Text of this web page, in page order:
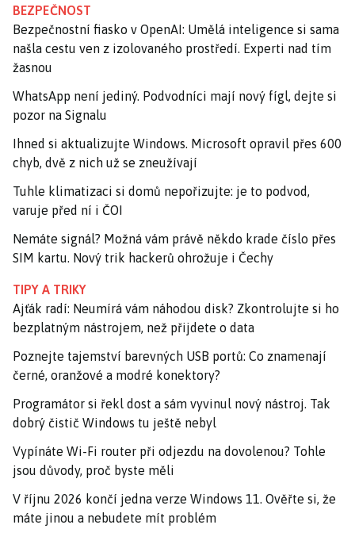
BEZPEČNOST
Bezpečnostní fiasko v OpenAI: Umělá inteligence si sama
našla cestu ven z izolovaného prostředí. Experti nad tím
žasnou
WhatsApp není jediný. Podvodníci mají nový fígl, dejte si
pozor na Signalu
Ihned si aktualizujte Windows. Microsoft opravil přes 600
chyb, dvě z nich už se zneužívají
Tuhle klimatizaci si domů nepořizujte: je to podvod,
varuje před ní i ČOI
Nemáte signál? Možná vám právě někdo krade číslo přes
SIM kartu. Nový trik hackerů ohrožuje i Čechy
TIPY A TRIKY
Ajťák radí: Neumírá vám náhodou disk? Zkontrolujte si ho
bezplatným nástrojem, než přijdete o data
Poznejte tajemství barevných USB portů: Co znamenají
černé, oranžové a modré konektory?
Programátor si řekl dost a sám vyvinul nový nástroj. Tak
dobrý čistič Windows tu ještě nebyl
Vypínáte Wi-Fi router při odjezdu na dovolenou? Tohle
jsou důvody, proč byste měli
V říjnu 2026 končí jedna verze Windows 11. Ověřte si, že
máte jinou a nebudete mít problém